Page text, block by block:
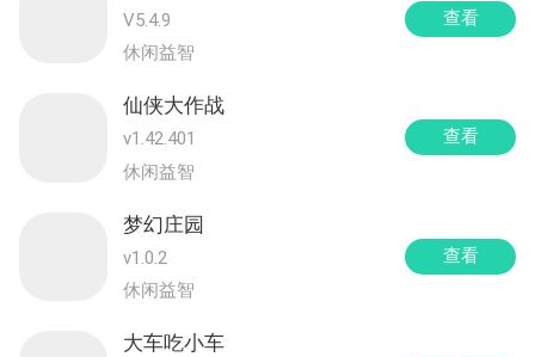
V5.4.9
休闲益智
查看
仙侠大作战
v1.42.401
休闲益智
查看
梦幻庄园
v1.0.2
休闲益智
查看
大车吃小车